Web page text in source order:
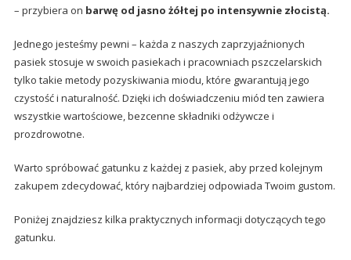
– przybiera on barwę od jasno żółtej po intensywnie złocistą.
Jednego jesteśmy pewni – każda z naszych zaprzyjaźnionych
pasiek stosuje w swoich pasiekach i pracowniach pszczelarskich
tylko takie metody pozyskiwania miodu, które gwarantują jego
czystość i naturalność. Dzięki ich doświadczeniu miód ten zawiera
wszystkie wartościowe, bezcenne składniki odżywcze i
prozdrowotne.
Warto spróbować gatunku z każdej z pasiek, aby przed kolejnym
zakupem zdecydować, który najbardziej odpowiada Twoim gustom.
Poniżej znajdziesz kilka praktycznych informacji dotyczących tego
gatunku.